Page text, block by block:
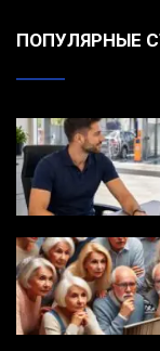
ПОПУЛЯРНЫЕ